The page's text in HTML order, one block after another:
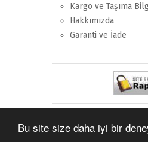
Bu site size daha iyi bir
Kargo ve Taşıma
Hakkımızda
Garanti ve İade